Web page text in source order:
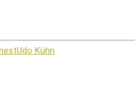
Udo Kühn